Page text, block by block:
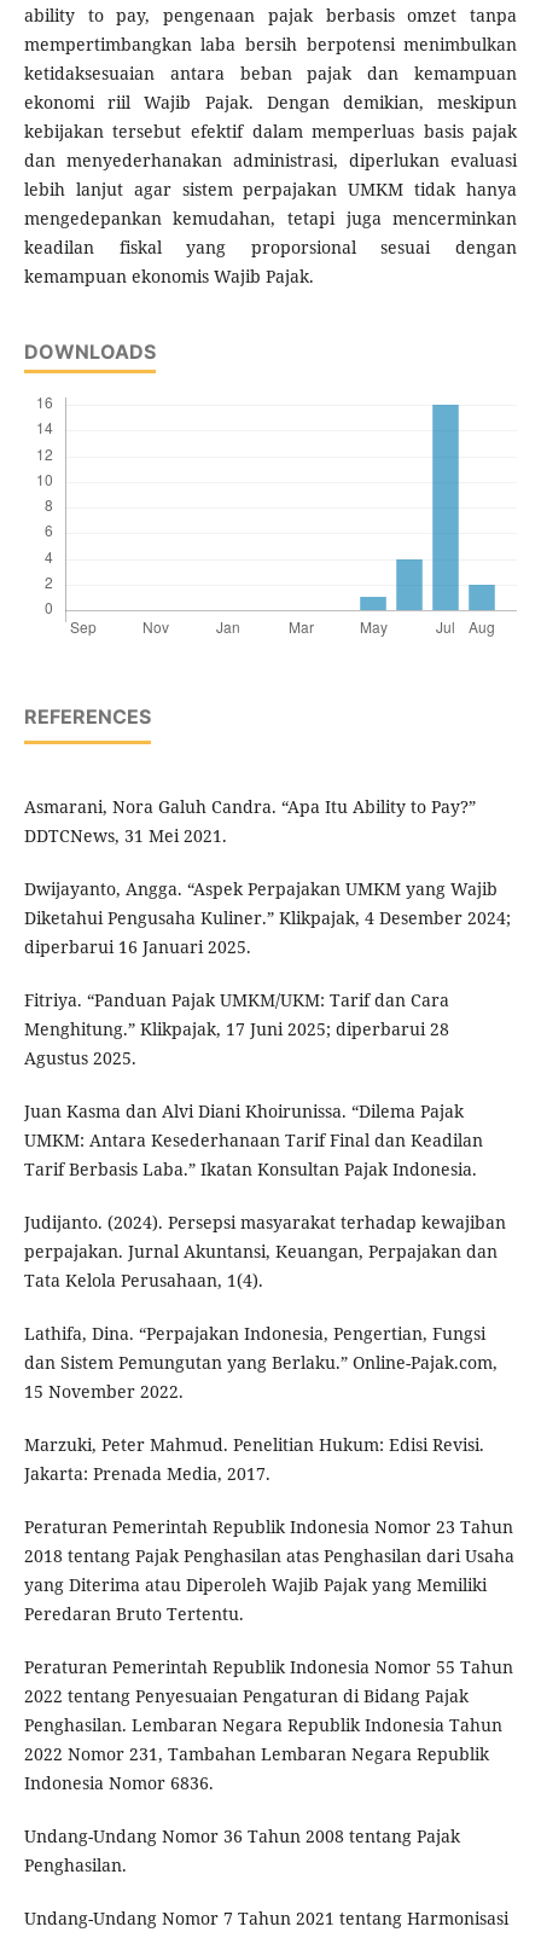
ability to pay, pengenaan pajak berbasis omzet tanpa
mempertimbangkan laba bersih berpotensi menimbulkan
ketidaksesuaian antara beban pajak dan kemampuan
ekonomi riil Wajib Pajak. Dengan demikian, meskipun
kebijakan tersebut efektif dalam memperluas basis pajak
dan menyederhanakan administrasi, diperlukan evaluasi
lebih lanjut agar sistem perpajakan UMKM tidak hanya
mengedepankan kemudahan, tetapi juga mencerminkan
keadilan fiskal yang proporsional sesuai dengan
kemampuan ekonomis Wajib Pajak.
DOWNLOADS
REFERENCES
Asmarani, Nora Galuh Candra. “Apa Itu Ability to Pay?”
DDTCNews, 31 Mei 2021.
Dwijayanto, Angga. “Aspek Perpajakan UMKM yang Wajib
Diketahui Pengusaha Kuliner.” Klikpajak, 4 Desember 2024;
diperbarui 16 Januari 2025.
Fitriya. “Panduan Pajak UMKM/UKM: Tarif dan Cara
Menghitung.” Klikpajak, 17 Juni 2025; diperbarui 28
Agustus 2025.
Juan Kasma dan Alvi Diani Khoirunissa. “Dilema Pajak
UMKM: Antara Kesederhanaan Tarif Final dan Keadilan
Tarif Berbasis Laba.” Ikatan Konsultan Pajak Indonesia.
Judijanto. (2024). Persepsi masyarakat terhadap kewajiban
perpajakan. Jurnal Akuntansi, Keuangan, Perpajakan dan
Tata Kelola Perusahaan, 1(4).
Lathifa, Dina. “Perpajakan Indonesia, Pengertian, Fungsi
dan Sistem Pemungutan yang Berlaku.” Online-Pajak.com,
15 November 2022.
Marzuki, Peter Mahmud. Penelitian Hukum: Edisi Revisi.
Jakarta: Prenada Media, 2017.
Peraturan Pemerintah Republik Indonesia Nomor 23 Tahun
2018 tentang Pajak Penghasilan atas Penghasilan dari Usaha
yang Diterima atau Diperoleh Wajib Pajak yang Memiliki
Peredaran Bruto Tertentu.
Peraturan Pemerintah Republik Indonesia Nomor 55 Tahun
2022 tentang Penyesuaian Pengaturan di Bidang Pajak
Penghasilan. Lembaran Negara Republik Indonesia Tahun
2022 Nomor 231, Tambahan Lembaran Negara Republik
Indonesia Nomor 6836.
Undang-Undang Nomor 36 Tahun 2008 tentang Pajak
Penghasilan.
Undang-Undang Nomor 7 Tahun 2021 tentang Harmonisasi